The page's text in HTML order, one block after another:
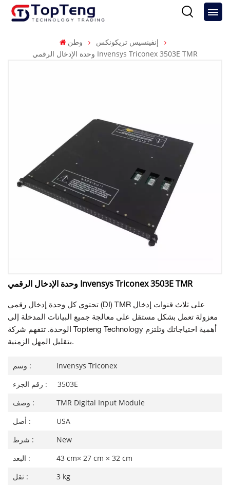
وطن
إنفينسيس تريكونكس
وحدة الإدخال الرقمي Invensys Triconex 3503E TMR
وحدة الإدخال الرقمي Invensys Triconex 3503E TMR
تحتوي كل وحدة إدخال رقمي (DI) TMR على ثلاث قنوات إدخال
معزولة تعمل بشكل مستقل على معالجة جميع البيانات المدخلة إلى
الوحدة. تتفهم شركة Topteng Technology أهمية احتياجاتك وتلتزم
بتقليل المهل الزمنية.
وسم :
Invensys Triconex
رقم الجزء :
3503E
وصف :
TMR Digital Input Module
أصل :
USA
شرط :
New
البعد :
43 cm× 27 cm × 32 cm
ثقل :
3 kg